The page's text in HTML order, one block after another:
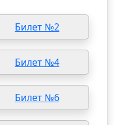
Билет №2
Билет №4
Билет №6